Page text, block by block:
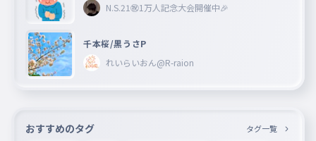
N.S.21㊗︎1万人記念大会開催中🎉
千本桜/黒うさP
れいらいおん@R-raion
おすすめのタグ タグ一覧